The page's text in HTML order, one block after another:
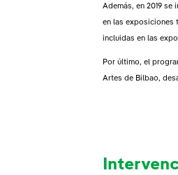
Además, en 2019
en las exposiciones
incluidas en las
Por último, el
Artes de Bilbao,